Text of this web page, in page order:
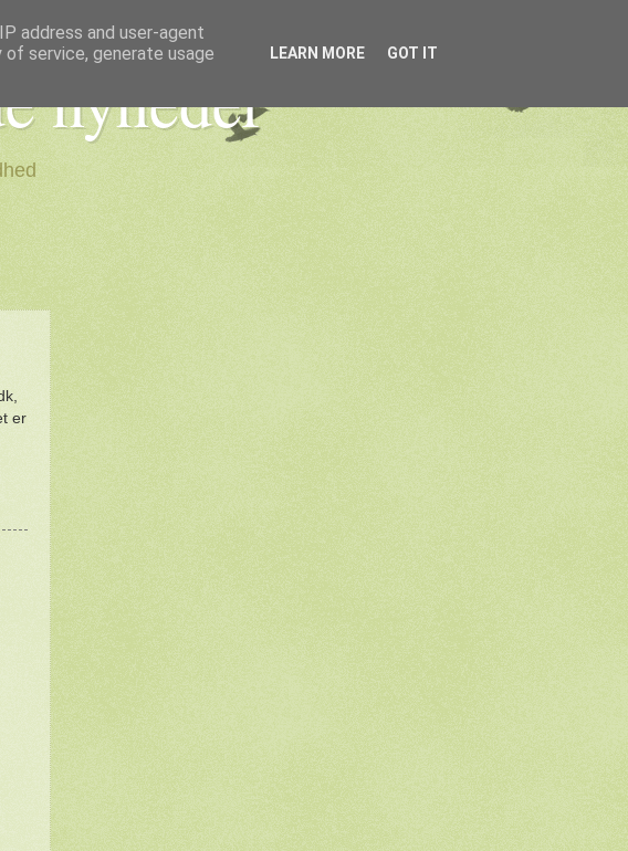
nyheder
er
address and user-agent
service, generate usage
LEARN MORE GOT IT